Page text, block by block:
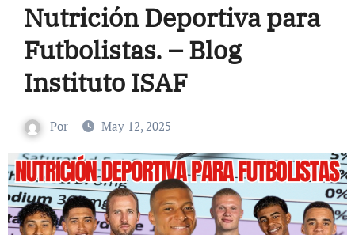
Nutrición Deportiva para
Futbolistas. – Blog
Instituto ISAF
Por May 12, 2025